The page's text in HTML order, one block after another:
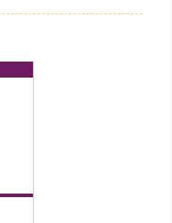
para mulheres
para o
Reprodutor: Examina
Patologia da Mama e
Aborda as doenças
como as intervenções
com Afeção do Foro
Explora as